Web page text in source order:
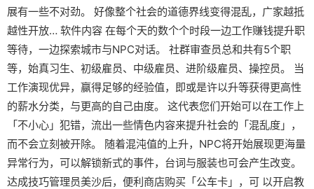
展有一些不对劲。 好像整个社会的道德界线变得混乱，广家越抵
越性开放… 软件内容 在每个天的数个个时段一边工作赚钱提升职
等待，一边探索城市与NPC对话。 社群审查员总和共有5个职
等，始真习生、初级雇员、中级雇员、进阶级雇员、操控员。 当
工作演现优异，赢得足够的经验值，即或是许以升等获得更高性
的薪水分类，与更高的自己由度。 这代表您们开始可以在工作上
「不小心」犯错，流出一些情色内容来提升社会的「混乱度」，
而不会立刻被开除。 随着混沌值的上升，NPC将开始展现更海量
异常行为，可以解锁新式的事件，台词与服装也可会产生改变。
达成技巧管理员美沙后，便利商店购买「公车卡」，可 以开启教